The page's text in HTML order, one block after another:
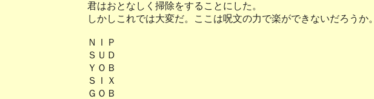
君はおとなしく掃除をすることにした。
しかしこれでは大変だ。ここは呪文の力で楽ができないだろうか。
ＮＩＰ
ＳＵＤ
ＹＯＢ
ＳＩＸ
ＧＯＢ